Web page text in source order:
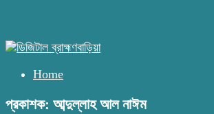
Home
প্রকাশক: আব্দুল্লাহ আল নাঈম